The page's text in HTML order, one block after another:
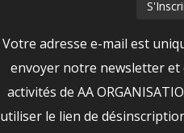
Votre adresse e-mail est
envoyer notre newsletter
activités de AA
utiliser le lien de